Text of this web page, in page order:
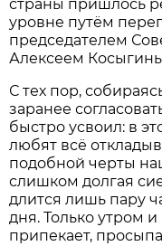
страны пришлось
уровне путём
председателем
Алексеем
С тех пор,
заранее
быстро усвоил: в
любят всё
подобной черты
слишком долгая
длится лишь пару
дня. Только утром
припекает,